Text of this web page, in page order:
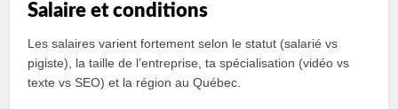
Salaire et conditions
Les salaires varient fortement selon le statut (salarié vs
pigiste), la taille de l’entreprise, ta spécialisation (vidéo vs
texte vs SEO) et la région au Québec.